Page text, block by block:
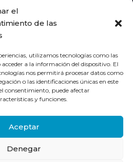
el
de las
utilizamos tecnologías como las
a la información del dispositivo. El
nos permitirá procesar datos como
o las identificaciones únicas en este
consentimiento, puede afectar
y funciones.
Aceptar
Denegar
aceptar las cookies de